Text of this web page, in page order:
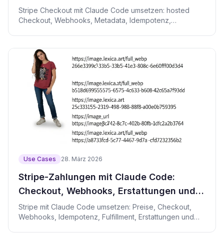
Idempotenz
Stripe Checkout mit Claude Code umsetzen: hosted
Checkout, Webhooks, Metadata, Idempotenz,
Use Cases 28. März 2026
Stripe-Zahlungen mit Claude Code:
Checkout, Webhooks, Erstattungen und
Steuern
Stripe mit Claude Code umsetzen: Preise, Checkout,
Webhooks, Idempotenz, Fulfillment, Erstattungen und